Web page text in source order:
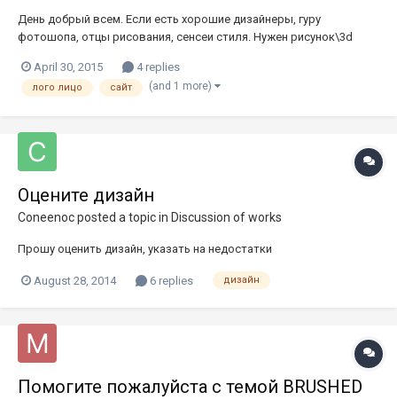
День добрый всем. Если есть хорошие дизайнеры, гуру
фотошопа, отцы рисования, сенсеи стиля. Нужен рисунок\3d
воображение. Тема: Ежик! В идеале мальчик и девочка. Сам
пробовал, но получался лишь, шлак. Если у вас хобби делать в
April 30, 2015 4 replies
лого лицо сайт (and 1 more)
Оцените дизайн
Coneenocposted a topic in Discussion of works
Прошу оценить дизайн, указать на недостатки
August 28, 2014 6 replies дизайн
Помогите пожалуйста с темой BRUSHED